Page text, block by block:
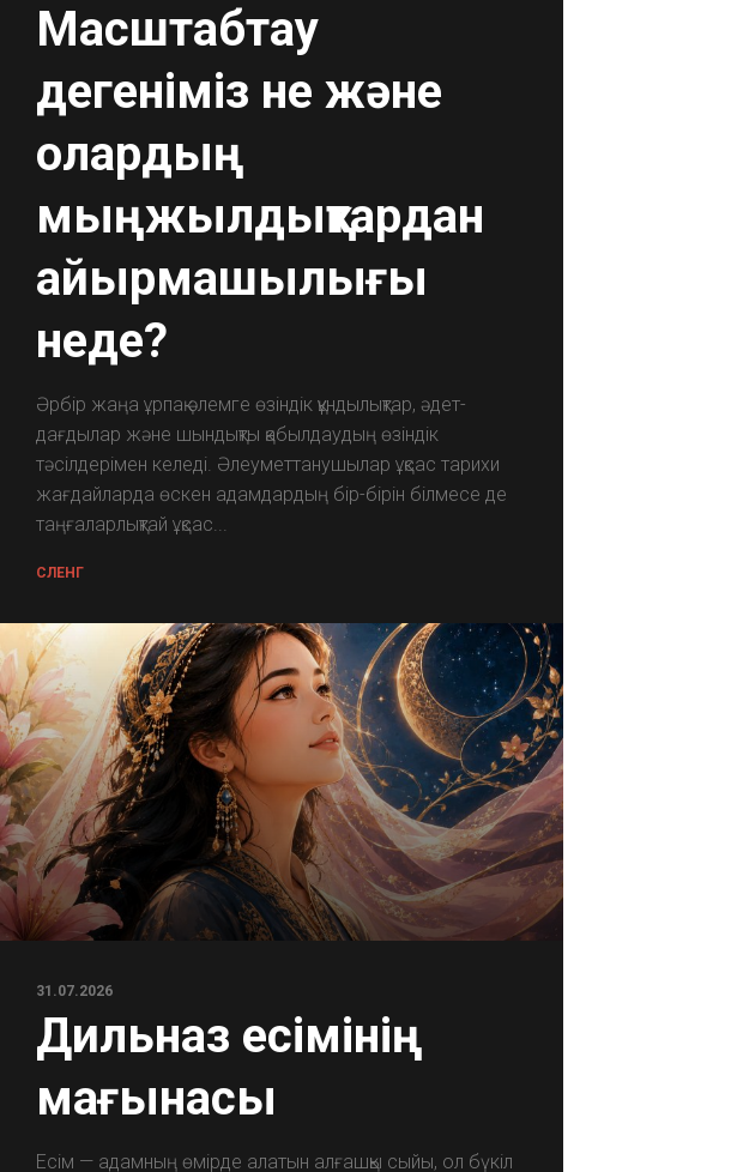
Масштабтау
дегеніміз не және
олардың
мыңжылдықтардан
айырмашылығы
неде?
Әрбір жаңа ұрпақ әлемге өзіндік құндылықтар, әдет-
дағдылар және шындықты қабылдаудың өзіндік
тәсілдерімен келеді. Әлеуметтанушылар ұқсас тарихи
жағдайларда өскен адамдардың бір-бірін білмесе де
таңғаларлықтай ұқсас...
СЛЕНГ
31.07.2026
Дильназ есімінің
мағынасы
Есім — адамның өмірде алатын алғашқы сыйы, ол бүкіл